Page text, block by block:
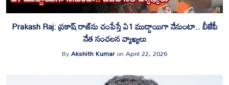
Prakash Raj: ప్రకాష్ రాజ్‌ను చంపేస్తే ఏ1 ముద్దాయిగా నేనుంటా.. బీజేపీ
నేత సంచలన వ్యాఖ్యలు
ByAkshith KumaronApril 22, 2026